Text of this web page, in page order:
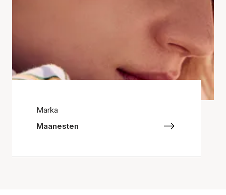
Marka
Maanesten